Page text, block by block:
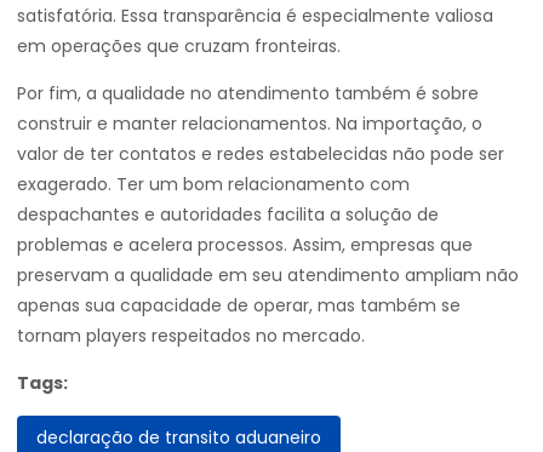
satisfatória. Essa transparência é especialmente valiosa
em operações que cruzam fronteiras.
Por fim, a qualidade no atendimento também é sobre
construir e manter relacionamentos. Na importação, o
valor de ter contatos e redes estabelecidas não pode ser
exagerado. Ter um bom relacionamento com
despachantes e autoridades facilita a solução de
problemas e acelera processos. Assim, empresas que
preservam a qualidade em seu atendimento ampliam não
apenas sua capacidade de operar, mas também se
tornam players respeitados no mercado.
Tags:
declaração de transito aduaneiro